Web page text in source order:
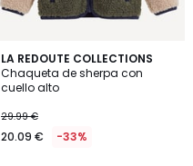
LA REDOUTE COLLECTIONS
Chaqueta de sherpa con
cuello alto
29.99 €
20.09 € -33%
5
/
5